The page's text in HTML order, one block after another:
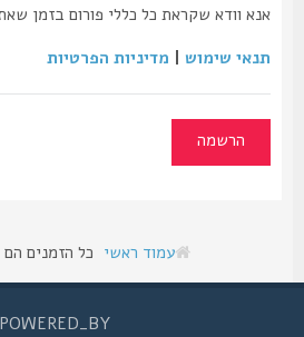
אנא וודא שקראת כל כללי פורום בזמן שאתה
תנאי שימוש|מדיניות הפרטיות
הרשמה
עמוד ראשי כל הזמנים הם UTC + 2 שעות
POWERED_BY